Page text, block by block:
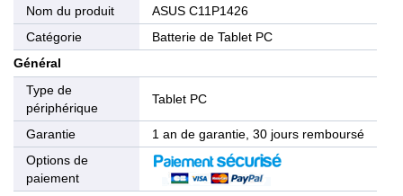
Nom du produit
ASUS C11P1426
Catégorie
Batterie de Tablet PC
Général
Type de
périphérique
Tablet PC
Garantie
1 an de garantie, 30 jours remboursé
Options de
paiement